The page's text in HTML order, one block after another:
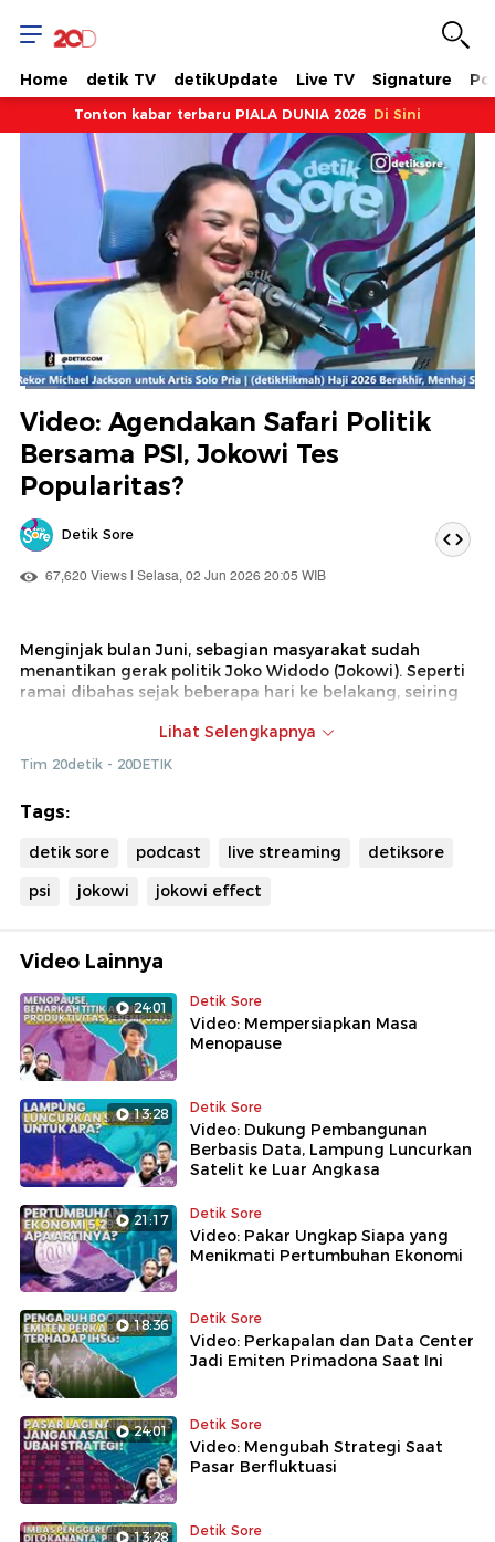
Home detik TV detikUpdate Live TV Signature
Tonton kabar terbaru PIALA DUNIA 2026 Di Sini
Berhenti
Hidup
Saat
ini
Dimuat:
Video: Agendakan Safari Politik
Bersama PSI, Jokowi Tes
Popularitas?
Detik Sore
67,620 Views | Selasa, 02 Jun 2026 20:05 WIB
Menginjak bulan Juni, sebagian masyarakat sudah
menantikan gerak politik Joko Widodo (Jokowi). Seperti
ramai dibahas sejak beberapa hari ke belakang, seiring
dirinya berencana untuk mengunjungi sejumlah daerah
di Indonesia.
awal bulan Juni 2026. Seperti ditulis detikJateng, salah
adalah memenuhi undangan dari sejumlah daerah.
Lawatan politis ini nantinya akan digawangi oleh Partai
Ketua DPP PSI Bestari Barus mengungkapkan jika
dukungan ini juga sebagai bentuk penegasan jika
Jokowi sudah menjadi bagian PSI.
Lihat Selengkapnya
Tim 20detik - 20DETIK
Tags:
detik sore podcast live streaming
detiksore
psi
jokowi jokowi effect
Video Lainnya
24:01 Detik Sore
Video: Mempersiapkan Masa
Menopause
13:28 Detik Sore
Video: Dukung Pembangunan
Berbasis Data, Lampung Luncurkan
Satelit ke Luar Angkasa
21:17 Detik Sore
Video: Pakar Ungkap Siapa yang
Menikmati Pertumbuhan Ekonomi
18:36 Detik Sore
Video: Perkapalan dan Data Center
Jadi Emiten Primadona Saat Ini
24:01 Detik Sore
Video: Mengubah Strategi Saat
Pasar Berfluktuasi
13:28 Detik Sore